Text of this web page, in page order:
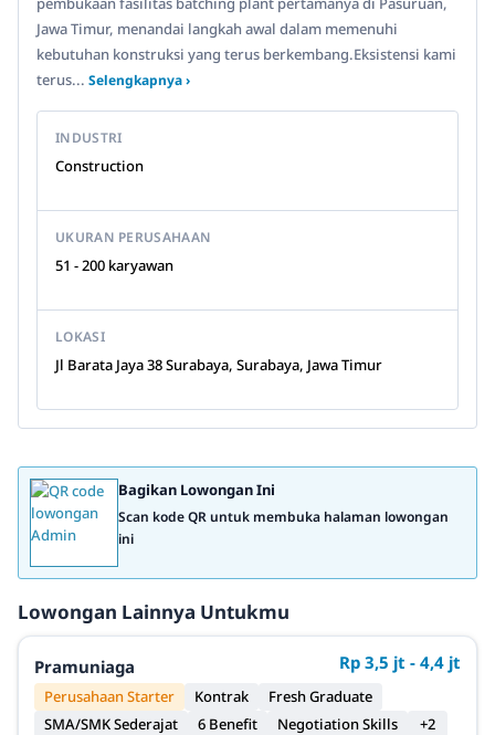
Jawa Timur, menandai langkah awal dalam memenuhi
kebutuhan konstruksi yang terus berkembang.Eksistensi kami
terus... Selengkapnya ›
INDUSTRI
Construction
UKURAN PERUSAHAAN
51 - 200 karyawan
LOKASI
Jl Barata Jaya 38 Surabaya, Surabaya, Jawa Timur
Bagikan Lowongan Ini
Scan kode QR untuk membuka halaman lowongan
ini
Lowongan Lainnya Untukmu
Pramuniaga Rp 3,5 jt - 4,4 jt
Perusahaan Starter Kontrak
Fresh Graduate
SMA/SMK Sederajat
6 Benefit Negotiation Skills +2